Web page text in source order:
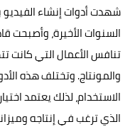
شهدت أدوات إنشاء الفيديو
السنوات الأخيرة، وأصبحت
تنافس الأعمال التي كانت
والمونتاج. وتختلف هذه
الاستخدام، لذلك يعتمد
الذي ترغب في إنتاجه